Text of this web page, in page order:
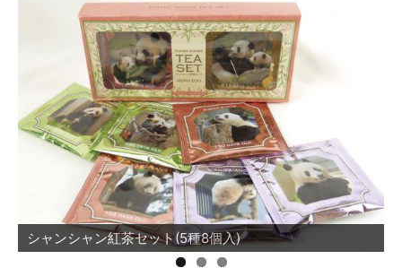
シャンシャン紅茶セット(5種8個入)